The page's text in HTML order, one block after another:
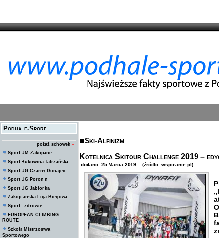
Podhale-Sport
pokaż schowek »
Sport UM Zakopane
Sport Bukowina Tatrzańska
Sport UG Czarny Dunajec
Sport UG Poronin
Sport UG Jabłonka
Zakopiańska Liga Biegowa
Sport i zdrowie
EUROPEAN CLIMBING
ROUTE
Szkoła Mistrzostwa
Sportowego
Ski-Alpinizm
Kotelnica Skitour Challenge 2019 –
dodano: 25 Marca 2019 (źródło: wspinanie.pl)